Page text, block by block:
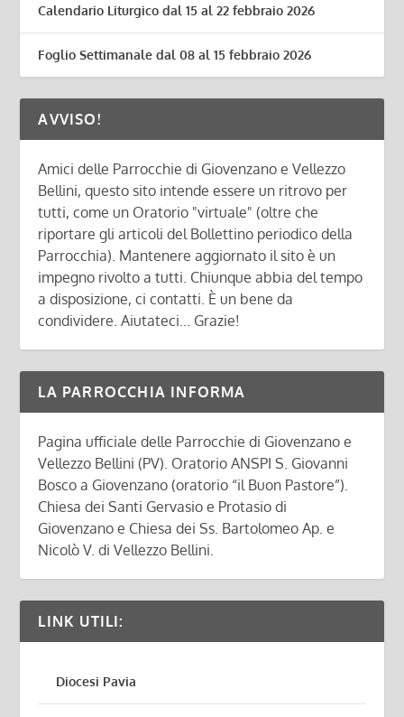
Calendario Liturgico dal 15 al 22 febbraio 2026
Foglio Settimanale dal 08 al 15 febbraio 2026
AVVISO!
Amici delle Parrocchie di Giovenzano e Vellezzo
Bellini, questo sito intende essere un ritrovo per
tutti, come un Oratorio "virtuale" (oltre che
riportare gli articoli del Bollettino periodico della
Parrocchia). Mantenere aggiornato il sito è un
impegno rivolto a tutti. Chiunque abbia del tempo
a disposizione, ci contatti. È un bene da
condividere. Aiutateci... Grazie!
LA PARROCCHIA INFORMA
Pagina ufficiale delle Parrocchie di Giovenzano e
Vellezzo Bellini (PV). Oratorio ANSPI S. Giovanni
Bosco a Giovenzano (oratorio “il Buon Pastore”).
Chiesa dei Santi Gervasio e Protasio di
Giovenzano e Chiesa dei Ss. Bartolomeo Ap. e
Nicolò V. di Vellezzo Bellini.
LINK UTILI:
Diocesi Pavia